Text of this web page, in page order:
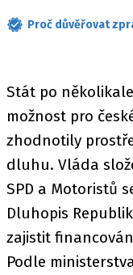
Proč důvěřovat
Stát po
možnost pro
zhodnotily
dluhu. Vláda
SPD a Motoristů
Dluhopis
zajistit
Podle